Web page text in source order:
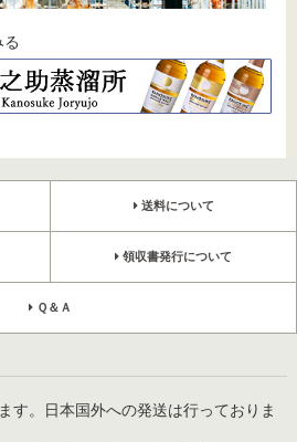
送料について
領収書発行について
Ｑ＆Ａ
す。日本国外への発送は行っておりま